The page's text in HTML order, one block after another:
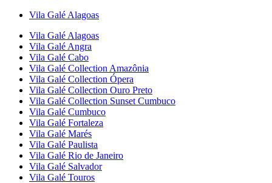
Vila Galé Alagoas
Vila Galé Alagoas
Vila Galé Angra
Vila Galé Cabo
Vila Galé Collection Amazônia
Vila Galé Collection Ópera
Vila Galé Collection Ouro Preto
Vila Galé Collection Sunset Cumbuco
Vila Galé Cumbuco
Vila Galé Fortaleza
Vila Galé Marés
Vila Galé Paulista
Vila Galé Rio de Janeiro
Vila Galé Salvador
Vila Galé Touros